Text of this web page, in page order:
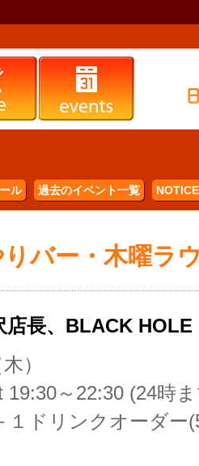
ル 過去のイベント一覧
りバー・木曜ラ
長、BLACK HOLE
）
19:30～22:30 (24時
１ドリンクオーダー